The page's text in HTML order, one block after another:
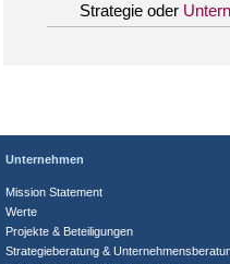
Strategie oder
Unternehmen
Mission Statement
Werte
Projekte & Beteiligungen
Strategieberatung &